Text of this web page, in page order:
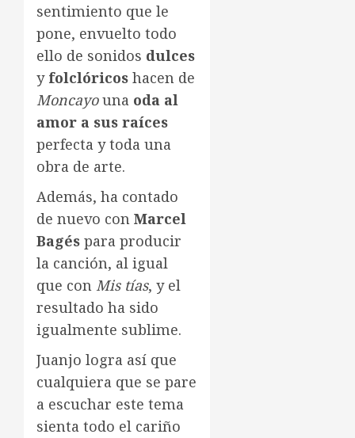
sentimiento que le
pone, envuelto todo
ello de sonidos dulces
y folclóricos hacen de
Moncayouna oda al
amor a sus raíces
perfecta y toda una
obra de arte.
Además, ha contado
de nuevo con Marcel
Bagés para producir
la canción, al igual
que con Mis tías, y el
resultado ha sido
igualmente sublime.
Juanjo logra así que
cualquiera que se pare
a escuchar este tema
sienta todo el cariño